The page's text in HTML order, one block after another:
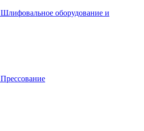
Шлифовальное оборудование и
Прессование